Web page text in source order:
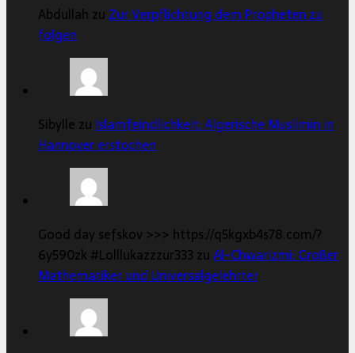
Abdullah zu Zur Verpflichtung dem Propheten zu
folgen
Sibylle zu Islamfeindlichkeit: Algerische Muslimin in
Hannover erstochen
Good day sefskov >>> https://q5kgxb4s78.com/?
6y590zk #Lolllukazzzur333 zuAl-Chwarizmi: Großer
Mathematiker und Universalgelehrter